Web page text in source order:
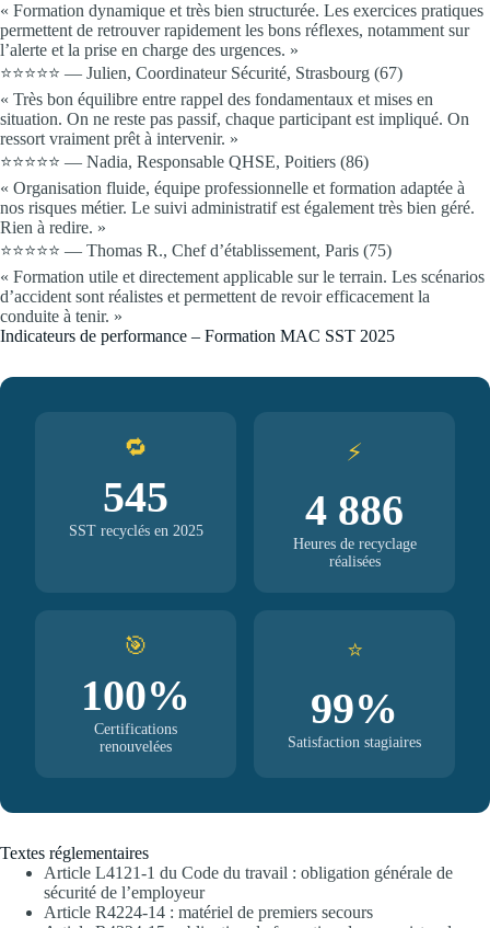
« Formation dynamique et très bien structurée. Les exercices pratiques
permettent de retrouver rapidement les bons réflexes, notamment sur
l’alerte et la prise en charge des urgences. »
⭐⭐⭐⭐⭐ — Julien, Coordinateur Sécurité, Strasbourg (67)
« Très bon équilibre entre rappel des fondamentaux et mises en
situation. On ne reste pas passif, chaque participant est impliqué. On
ressort vraiment prêt à intervenir. »
⭐⭐⭐⭐⭐ — Nadia, Responsable QHSE, Poitiers (86)
« Organisation fluide, équipe professionnelle et formation adaptée à
nos risques métier. Le suivi administratif est également très bien géré.
Rien à redire. »
⭐⭐⭐⭐⭐ — Thomas R., Chef d’établissement, Paris (75)
« Formation utile et directement applicable sur le terrain. Les scénarios
d’accident sont réalistes et permettent de revoir efficacement la
conduite à tenir. »
Indicateurs de performance – Formation MAC SST 2025
🔁
545
SST recyclés en 2025
⚡
4 886
Heures de recyclage
réalisées
🎯
100%
Certifications
renouvelées
⭐
99%
Satisfaction stagiaires
Textes réglementaires
Article L4121-1 du Code du travail : obligation générale de
sécurité de l’employeur
Article R4224-14 : matériel de premiers secours